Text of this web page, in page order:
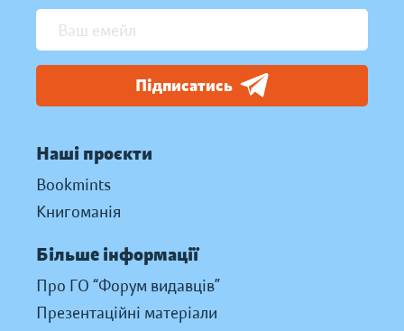
Підписатись
Наші проєкти
Bookmints
Книгоманія
Більше інформації
Про ГО “Форум видавців”
Презентаційні матеріали